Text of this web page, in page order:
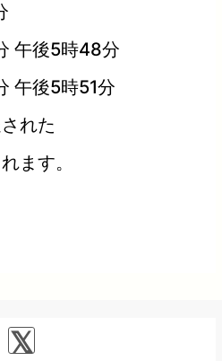
午後5時48分
午後5時51分
れた
ます。